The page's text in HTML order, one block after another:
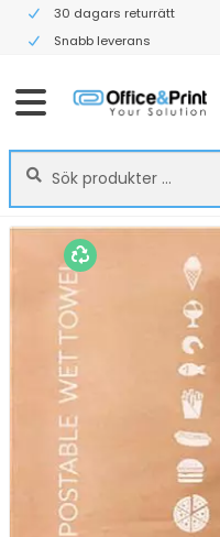
30 dagars returrätt
Snabb leverans
Sök
efter:
Sök